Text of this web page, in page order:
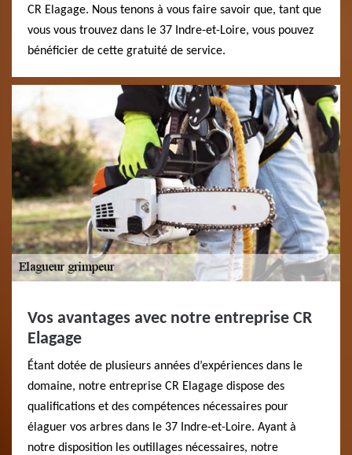
CR Elagage. Nous tenons à vous faire savoir que, tant que
vous vous trouvez dans le 37 Indre-et-Loire, vous pouvez
bénéficier de cette gratuité de service.
Vos avantages avec notre entreprise CR
Elagage
Étant dotée de plusieurs années d’expériences dans le
domaine, notre entreprise CR Elagage dispose des
qualifications et des compétences nécessaires pour
élaguer vos arbres dans le 37 Indre-et-Loire. Ayant à
notre disposition les outillages nécessaires, notre